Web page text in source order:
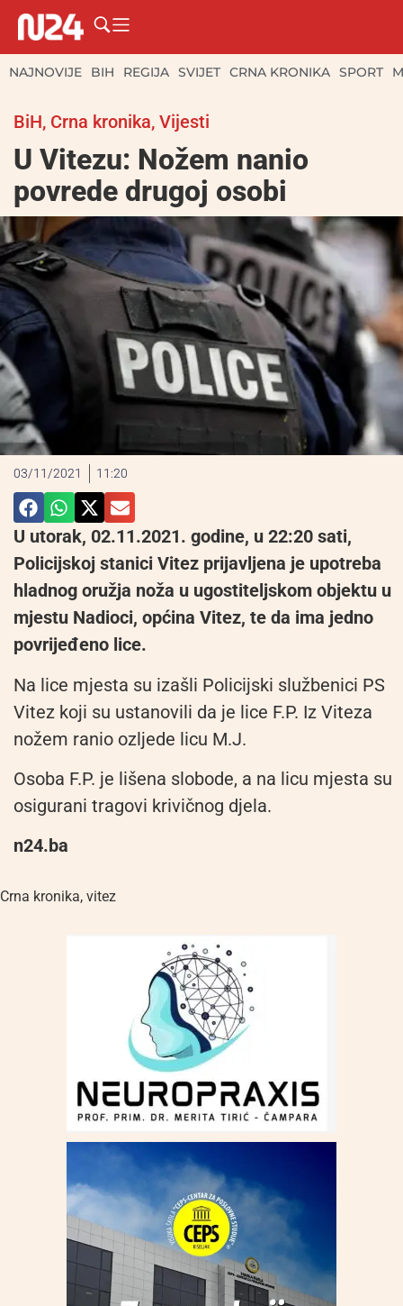
NAJNOVIJE BIH REGIJA SVIJET CRNA KRONIKA SPORT
BiH, Crna kronika, Vijesti
U Vitezu: Nožem nanio
povrede drugoj osobi
03/11/2021 11:20
U utorak, 02.11.2021. godine, u 22:20 sati,
Policijskoj stanici Vitez prijavljena je upotreba
hladnog oružja noža u ugostiteljskom objektu u
mjestu Nadioci, općina Vitez, te da ima jedno
povrijeđeno lice.
Na lice mjesta su izašli Policijski službenici PS
Vitez koji su ustanovili da je lice F.P. Iz Viteza
nožem ranio ozljede licu M.J.
Osoba F.P. je lišena slobode, a na licu mjesta su
osigurani tragovi krivičnog djela.
n24.ba
Crna kronika, vitez